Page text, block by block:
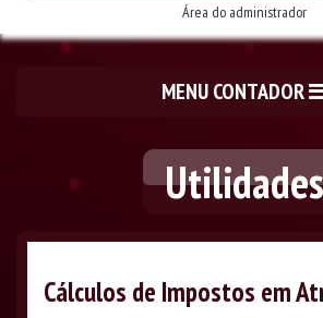
Área do administrador
MENU CONTADOR
Utilidades
Cálculos de Impostos em